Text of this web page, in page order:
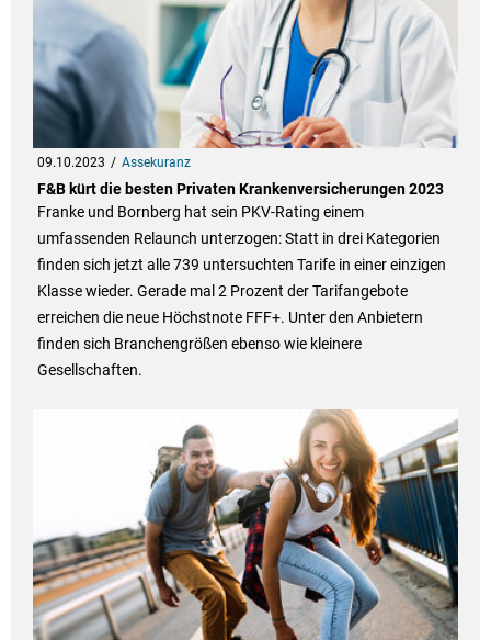
09.10.2023 Assekuranz
F&B kürt die besten Privaten Krankenversicherungen 2023
Franke und Bornberg hat sein PKV-Rating einem
umfassenden Relaunch unterzogen: Statt in drei Kategorien
finden sich jetzt alle 739 untersuchten Tarife in einer einzigen
Klasse wieder. Gerade mal 2 Prozent der Tarifangebote
erreichen die neue Höchstnote FFF+. Unter den Anbietern
finden sich Branchengrößen ebenso wie kleinere
Gesellschaften.